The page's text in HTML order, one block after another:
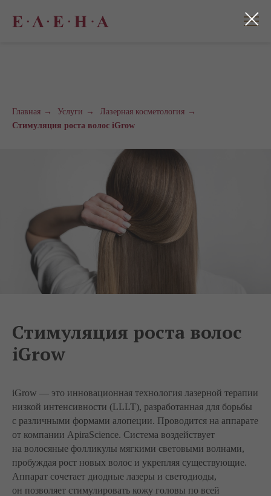
Главная → Услуги → Лазерная косметология →
Стимуляция роста волос iGrow
Стимуляция роста волос
iGrow
iGrow — это инновационная технология лазерной терапии
низкой интенсивности (LLLT), разработанная для борьбы
с различными формами алопеции. Проводится на аппарате
от компании ApiraScience. Система воздействует
на волосяные фолликулы мягкими световыми волнами,
пробуждая рост новых волос и укрепляя существующие.
Аппарат сочетает диодные лазеры и светодиоды,
он позволяет стимулировать кожу головы по всей